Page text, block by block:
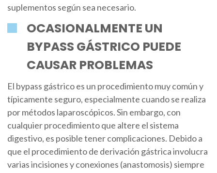
suplementos según sea necesario.
OCASIONALMENTE UN
BYPASS GÁSTRICO PUEDE
CAUSAR PROBLEMAS
El bypass gástrico es un procedimiento muy común y
típicamente seguro, especialmente cuando se realiza
por métodos laparoscópicos. Sin embargo, con
cualquier procedimiento que altere el sistema
digestivo, es posible tener complicaciones. Debido a
que el procedimiento de derivación gástrica involucra
varias incisiones y conexiones (anastomosis) siempre